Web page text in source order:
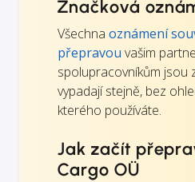
Značková
Všechna oznámení
přepravou vašim
spolupracovníkům jsou
vypadají stejně, bez
kterého používáte.
Jak začít
Cargo OÜ